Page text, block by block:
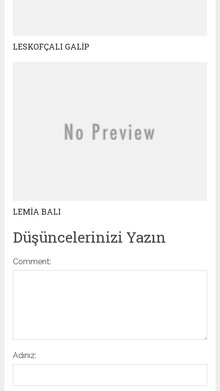
LESKOFÇALI GALİP
LEMİA BALI
Düşüncelerinizi Yazın
Comment:
Adınız: